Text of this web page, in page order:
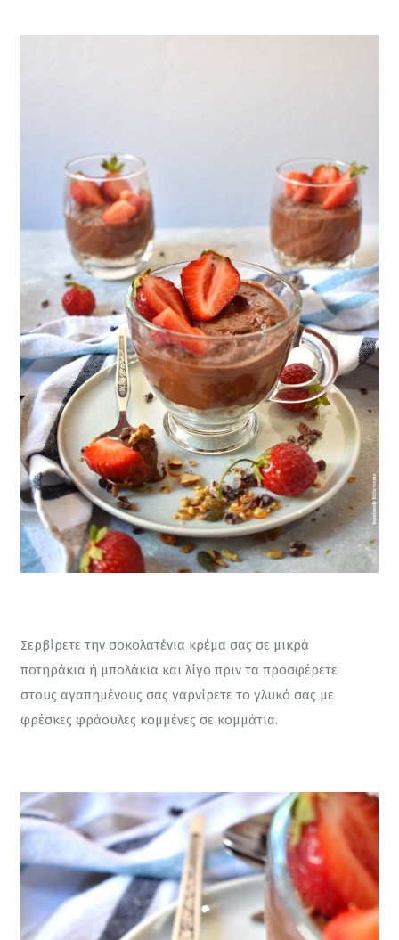
Σερβίρετε την σοκολατένια κρέμα σας σε μικρά
ποτηράκια ή μπολάκια και λίγο πριν τα προσφέρετε
στους αγαπημένους σας γαρνίρετε το γλυκό σας με
φρέσκες φράουλες κομμένες σε κομμάτια.